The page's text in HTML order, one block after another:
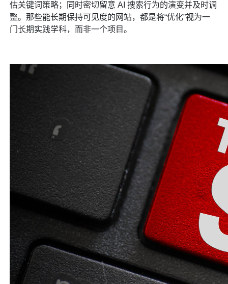
估关键词策略；同时密切留意 AI 搜索行为的演变并及时调
整。那些能长期保持可见度的网站，都是将“优化”视为一
门长期实践学科，而非一个项目。